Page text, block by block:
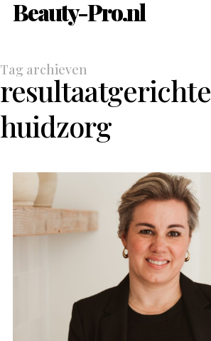
Beauty-Pro.nl
Tag archieven
resultaatgerichte
huidzorg